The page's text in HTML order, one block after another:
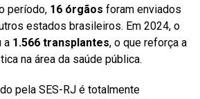
período, 16 órgãos foram enviados
estados brasileiros. Em 2024, o
a 1.566 transplantes, o que reforça a
na área da saúde pública.
pela SES-RJ é totalmente